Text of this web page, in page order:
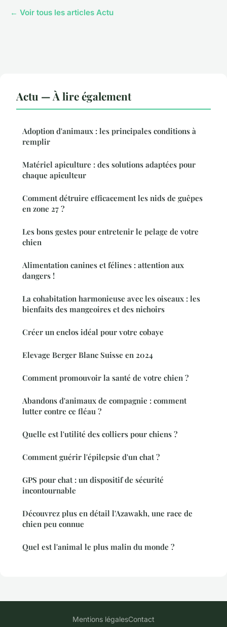
← Voir tous les articles Actu
Actu — À lire également
Adoption d'animaux : les principales conditions à
remplir
Matériel apiculture : des solutions adaptées pour
chaque apiculteur
Comment détruire efficacement les nids de guêpes
en zone 27 ?
Les bons gestes pour entretenir le pelage de votre
chien
Alimentation canines et félines : attention aux
dangers !
La cohabitation harmonieuse avec les oiseaux : les
bienfaits des mangeoires et des nichoirs
Créer un enclos idéal pour votre cobaye
Elevage Berger Blanc Suisse en 2024
Comment promouvoir la santé de votre chien ?
Abandons d'animaux de compagnie : comment
lutter contre ce fléau ?
Quelle est l'utilité des colliers pour chiens ?
Comment guérir l'épilepsie d'un chat ?
GPS pour chat : un dispositif de sécurité
incontournable
Découvrez plus en détail l'Azawakh, une race de
chien peu connue
Quel est l'animal le plus malin du monde ?
Mentions légalesContact